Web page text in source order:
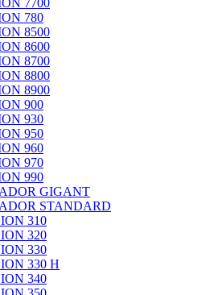
7700
780
8500
8600
8700
8800
8900
900
930
950
960
970
990
GIGANT
STANDARD
310
320
330
330 H
340